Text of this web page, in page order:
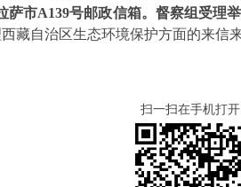
萨市A139号邮政信箱。督察组受理
藏自治区生态环境保护方面的来
扫一扫在手机打